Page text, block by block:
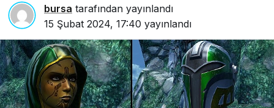
bursa tarafından yayınlandı
15 Şubat 2024, 17:40 yayınlandı